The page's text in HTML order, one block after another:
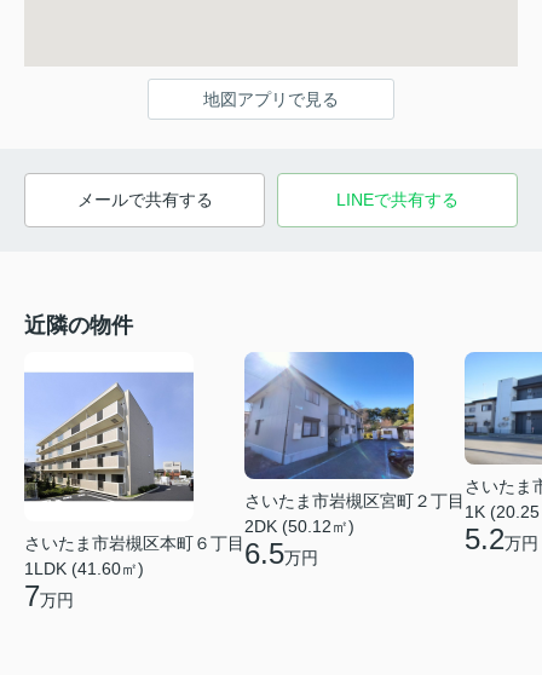
地図アプリで見る
メールで共有する LINEで共有する
近隣の物件
さいたま市岩槻区本町６丁目
1LDK (41.60㎡)
7万円
さいたま市岩槻区宮町２丁目
2DK (50.12㎡)
6.5万円
さいたま
1K
5.2万円